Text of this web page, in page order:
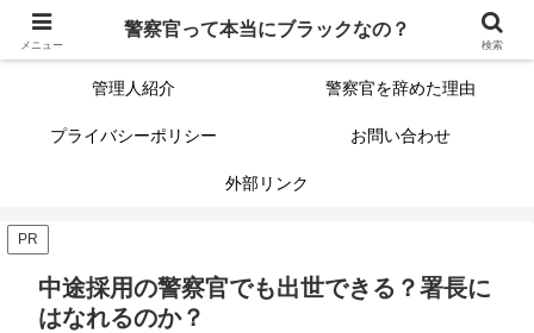
警察官って本当にブラックなの？ サイトマップ（記事一覧）
管理人紹介 警察官を辞めた理由
プライバシーポリシー お問い合わせ
外部リンク
PR
中途採用の警察官でも出世できる？署長に
はなれるのか？
メニュー
警察官って本当にブラックなの？
検索